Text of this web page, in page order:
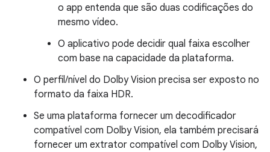
o app entenda que são duas codificações do
mesmo vídeo.
O aplicativo pode decidir qual faixa escolher
com base na capacidade da plataforma.
O perfil/nível do Dolby Vision precisa ser exposto no
formato da faixa HDR.
Se uma plataforma fornecer um decodificador
compatível com Dolby Vision, ela também precisará
fornecer um extrator compatível com Dolby Vision,